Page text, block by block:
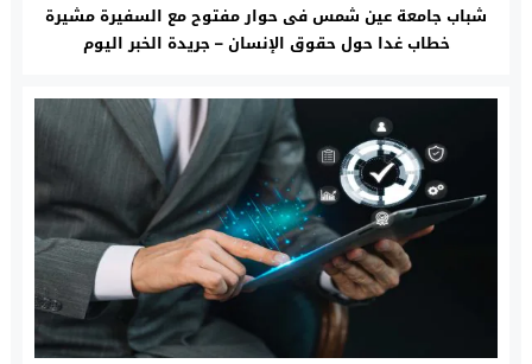
شباب جامعة عين شمس فى حوار مفتوح مع السفيرة مشيرة
خطاب غدا حول حقوق الإنسان – جريدة الخبر اليوم